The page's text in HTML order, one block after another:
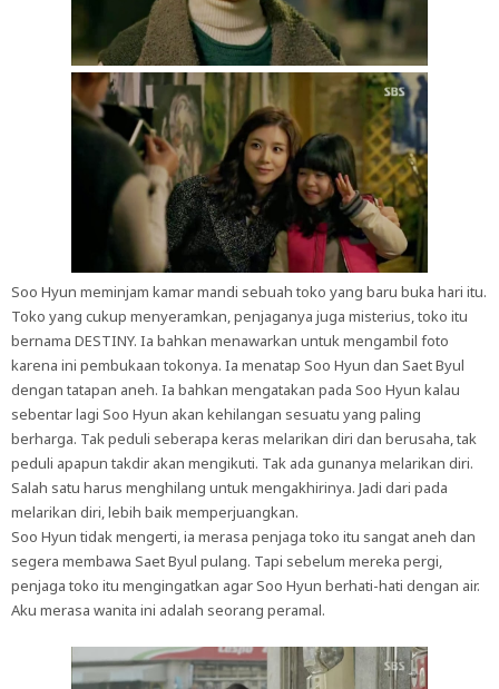
Soo Hyun meminjam kamar mandi sebuah toko yang baru buka hari itu.
Toko yang cukup menyeramkan, penjaganya juga misterius, toko itu
bernama DESTINY. Ia bahkan menawarkan untuk mengambil foto
karena ini pembukaan tokonya. Ia menatap Soo Hyun dan Saet Byul
dengan tatapan aneh. Ia bahkan mengatakan pada Soo Hyun kalau
sebentar lagi Soo Hyun akan kehilangan sesuatu yang paling
berharga. Tak peduli seberapa keras melarikan diri dan berusaha, tak
peduli apapun takdir akan mengikuti. Tak ada gunanya melarikan diri.
Salah satu harus menghilang untuk mengakhirinya. Jadi dari pada
melarikan diri, lebih baik memperjuangkan.
Soo Hyun tidak mengerti, ia merasa penjaga toko itu sangat aneh dan
segera membawa Saet Byul pulang. Tapi sebelum mereka pergi,
penjaga toko itu mengingatkan agar Soo Hyun berhati-hati dengan air.
Aku merasa wanita ini adalah seorang peramal.